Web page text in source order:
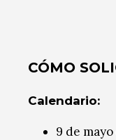
CÓMO
Calendario:
9 de mayo